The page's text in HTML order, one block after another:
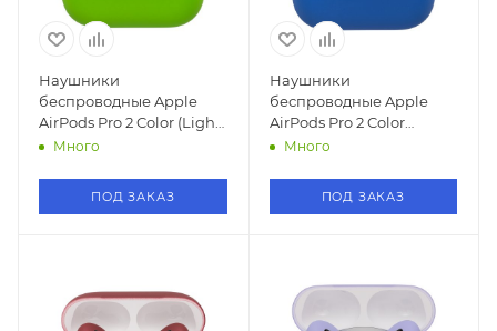
Наушники
беспроводные Apple
AirPods Pro 2 Color (Light
green/Салатовый)
Много
ПОД ЗАКАЗ
Наушники
беспроводные Apple
AirPods Pro 2 Color
(Ультрамарин)
Много
ПОД ЗАКАЗ